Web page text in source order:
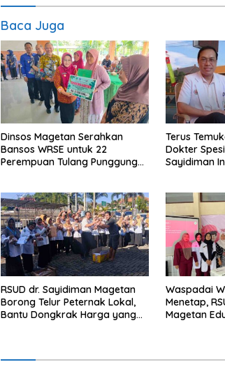
Baca Juga
Dinsos Magetan Serahkan
Bansos WRSE untuk 22
Perempuan Tulang Punggung
Terus
Dokter
Sayidiman
RSUD dr. Sayidiman Magetan
Borong Telur Peternak Lokal,
Bantu Dongkrak Harga yang
Waspadai
Menetap,
Magetan